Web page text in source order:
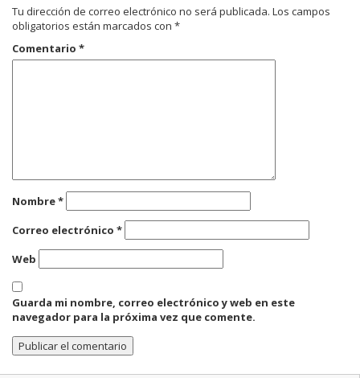
Tu dirección de correo electrónico no será publicada. Los campos
obligatorios están marcados con *
Comentario *
Nombre*
Correo electrónico *
Web
Guarda mi nombre, correo electrónico y web en este
navegador para la próxima vez que comente.